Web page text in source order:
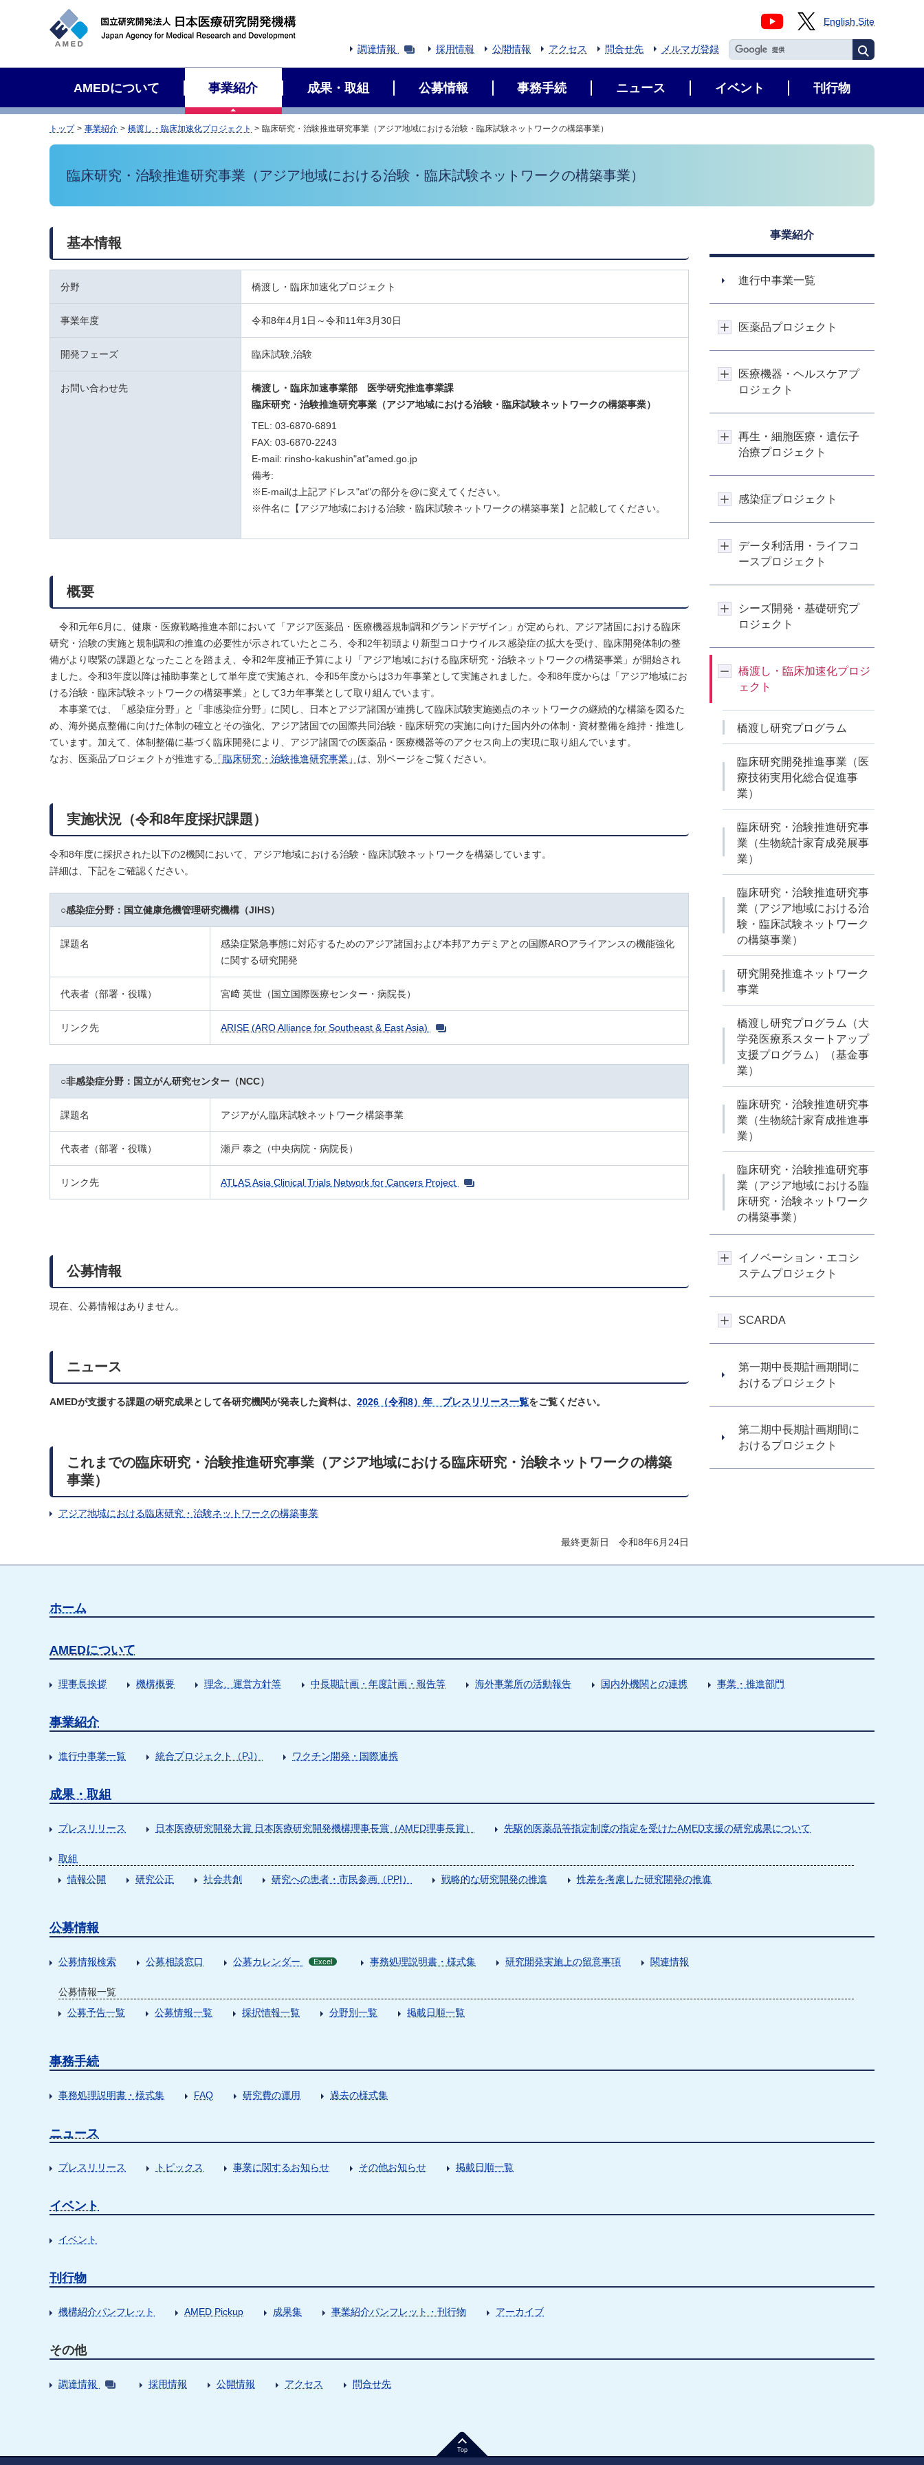
English Site
調達情報 採用情報 公開情報 アクセス 問合せ先 メルマガ登録
AMEDについて 事業紹介 成果・取組 公募情報 事務手続 ニュース イベント 刊行物
トップ 事業紹介 橋渡し・臨床加速化プロジェクト 臨床研究・治験推進研究事業（アジア地域における治験・臨床試験ネットワークの構築事業）
臨床研究・治験推進研究事業（アジア地域における治験・臨床試験ネットワークの構築事業）
基本情報
分野 橋渡し・臨床加速化プロジェクト
事業年度 令和8年4月1日～令和11年3月30日
開発フェーズ 臨床試験,治験
お問い合わせ先
橋渡し・臨床加速事業部 医学研究推進事業課
臨床研究・治験推進研究事業（アジア地域における治験・臨床試験ネットワークの構築事業）
TEL: 03-6870-6891
FAX: 03-6870-2243
E-mail: rinsho-kakushin"at"amed.go.jp
備考:
※E-mailは上記アドレス"at"の部分を@に変えてください。
※件名に【アジア地域における治験・臨床試験ネットワークの構築事業】と記載してください。
概要
令和元年6月に、健康・医療戦略推進本部において「アジア医薬品・医療機器規制調和グランドデザイン」が定められ、アジア諸国における臨床
研究・治験の実施と規制調和の推進の必要性が示されていたところ、令和2年初頭より新型コロナウイルス感染症の拡大を受け、臨床開発体制の整
備がより喫緊の課題となったことを踏まえ、令和2年度補正予算により「アジア地域における臨床研究・治験ネットワークの構築事業」が開始され
ました。令和3年度以降は補助事業として単年度で実施され、令和5年度からは3カ年事業として実施されました。令和8年度からは「アジア地域にお
ける治験・臨床試験ネットワークの構築事業」として3カ年事業として取り組んでいます。
本事業では、「感染症分野」と「非感染症分野」に関し、日本とアジア諸国が連携して臨床試験実施拠点のネットワークの継続的な構築を図るた
め、海外拠点整備に向けた体制の確立とその強化、アジア諸国での国際共同治験・臨床研究の実施に向けた国内外の体制・資材整備を維持・推進し
ています。加えて、体制整備に基づく臨床開発により、アジア諸国での医薬品・医療機器等のアクセス向上の実現に取り組んでいます。
なお、医薬品プロジェクトが推進する
「臨床研究・治験推進研究事業」 は、別ページをご覧ください。
実施状況（令和8年度採択課題）
令和8年度に採択された以下の2機関において、アジア地域における治験・臨床試験ネットワークを構築しています。
詳細は、下記をご確認ください。
○感染症分野：国立健康危機管理研究機構（JIHS）
課題名
感染症緊急事態に対応するためのアジア諸国および本邦アカデミアとの国際AROアライアンスの機能強化
に関する研究開発
代表者（部署・役職） 宮﨑 英世（国立国際医療センター・病院長）
リンク先 ARISE (ARO Alliance for Southeast & East Asia)
○非感染症分野：国立がん研究センター（NCC）
課題名 アジアがん臨床試験ネットワーク構築事業
代表者（部署・役職） 瀬戸 泰之（中央病院・病院長）
リンク先 ATLAS Asia Clinical Trials Network for Cancers Project
公募情報
現在、公募情報はありません。
ニュース
AMEDが支援する課題の研究成果として各研究機関が発表した資料は、 2026（令和8）年 プレスリリース一覧をご覧ください。
これまでの臨床研究・治験推進研究事業（アジア地域における臨床研究・治験ネットワークの構築
事業）
アジア地域における臨床研究・治験ネットワークの構築事業
最終更新日 令和8年6月24日
事業紹介
進行中事業一覧
医薬品プロジェクト
医療機器・ヘルスケアプ
ロジェクト
再生・細胞医療・遺伝子
治療プロジェクト
感染症プロジェクト
データ利活用・ライフコ
ースプロジェクト
シーズ開発・基礎研究プ
ロジェクト
橋渡し・臨床加速化プロジ
ェクト
橋渡し研究プログラム
臨床研究開発推進事業（医
療技術実用化総合促進事
業）
臨床研究・治験推進研究事
業（生物統計家育成発展事
業）
臨床研究・治験推進研究事
業（アジア地域における治
験・臨床試験ネットワーク
の構築事業）
研究開発推進ネットワーク
事業
橋渡し研究プログラム（大
学発医療系スタートアップ
支援プログラム）（基金事
業）
臨床研究・治験推進研究事
業（生物統計家育成推進事
業）
臨床研究・治験推進研究事
業（アジア地域における臨
床研究・治験ネットワーク
の構築事業）
イノベーション・エコシ
ステムプロジェクト
SCARDA
第一期中長期計画期間に
おけるプロジェクト
第二期中長期計画期間に
おけるプロジェクト
ホーム
AMEDについて
理事長挨拶 機構概要 理念、運営方針等 中長期計画・年度計画・報告等 海外事業所の活動報告 国内外機関との連携 事業・推進部門
事業紹介
進行中事業一覧 統合プロジェクト（PJ） ワクチン開発・国際連携
成果・取組
プレスリリース 日本医療研究開発大賞 日本医療研究開発機構理事長賞（AMED理事長賞） 先駆的医薬品等指定制度の指定を受けたAMED支援の研究成果について
取組
情報公開
研究公正 社会共創 研究への患者・市民参画（PPI） 戦略的な研究開発の推進 性差を考慮した研究開発の推進
公募情報
公募情報検索 公募相談窓口 公募カレンダー Excel 事務処理説明書・様式集 研究開発実施上の留意事項 関連情報
公募情報一覧
公募予告一覧
公募情報一覧 採択情報一覧 分野別一覧 掲載日順一覧
事務手続
事務処理説明書・様式集 FAQ 研究費の運用 過去の様式集
ニュース
プレスリリース トピックス 事業に関するお知らせ その他お知らせ 掲載日順一覧
イベント
イベント
刊行物
機構紹介パンフレット AMED Pickup 成果集 事業紹介パンフレット・刊行物 アーカイブ
その他
調達情報 採用情報 公開情報 アクセス 問合せ先
Top